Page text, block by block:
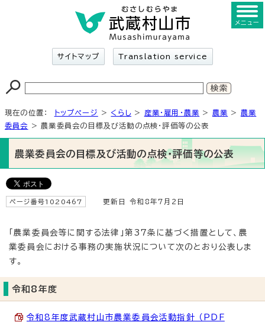
サイトマップ Translation service
メニュー
現在の位置： トップページ > くらし > 産業・雇用・農業 > 農業 > 農業
委員会
> 農業委員会の目標及び活動の点検・評価等の公表
農業委員会の目標及び活動の点検・評価等の公表
ページ番号1020467 更新日 令和8年7月2日
「農業委員会等に関する法律」第37条に基づく措置として、農
業委員会における事務の実施状況について次のとおり公表しま
す。
令和8年度
令和8年度武蔵村山市農業委員会活動指針 （PDF